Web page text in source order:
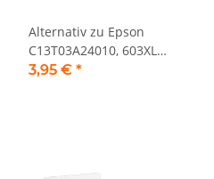
Alternativ zu Epson
C13T03A24010, 603XL
Tintenpatrone cyan
3,95 € *